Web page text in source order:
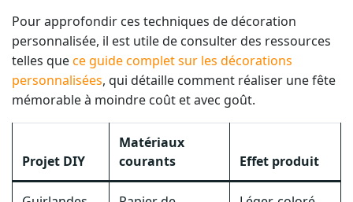
Pour approfondir ces techniques de décoration
personnalisée, il est utile de consulter des ressources
telles quece guide complet sur les décorations
personnalisées, qui détaille comment réaliser une fête
mémorable à moindre coût et avec goût.
Projet DIY
Matériaux
courants
Effet produit